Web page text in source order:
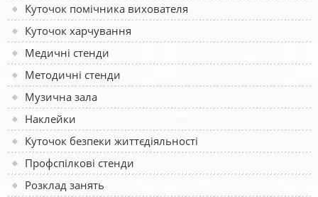
Куточок помічника вихователя
Куточок харчування
Медичні стенди
Методичні стенди
Музична зала
Наклейки
Куточок безпеки життєдіяльності
Профспілкові стенди
Розклад занять